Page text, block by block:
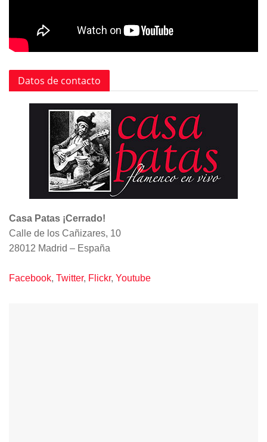
Datos de contacto
Casa Patas ¡Cerrado!
Calle de los Cañizares, 10
28012 Madrid – España
Facebook, Twitter, Flickr, Youtube